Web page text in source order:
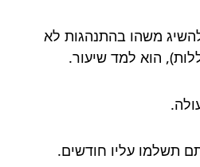
משהו בהתנהגות לא
הוא למד שיעור.
תשלמו עליו חודשים.